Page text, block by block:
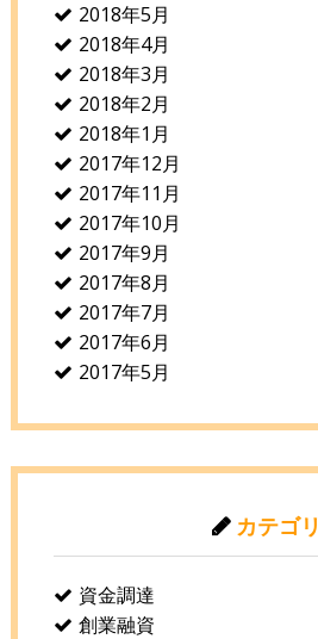
2018年5月
2018年4月
2018年3月
2018年2月
2018年1月
2017年12月
2017年11月
2017年10月
2017年9月
2017年8月
2017年7月
2017年6月
2017年5月
カテゴリ
資金調達
創業融資